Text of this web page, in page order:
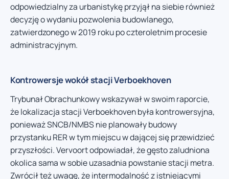
odpowiedzialny za urbanistykę przyjął na siebie również
decyzję o wydaniu pozwolenia budowlanego,
zatwierdzonego w 2019 roku po czteroletnim procesie
administracyjnym.
Kontrowersje wokół stacji Verboekhoven
Trybunał Obrachunkowy wskazywał w swoim raporcie,
że lokalizacja stacji Verboekhoven była kontrowersyjna,
ponieważ SNCB/NMBS nie planowały budowy
przystanku RER w tym miejscu w dającej się przewidzieć
przyszłości. Vervoort odpowiadał, że gęsto zaludniona
okolica sama w sobie uzasadnia powstanie stacji metra.
Zwrócił też uwagę, że intermodalność z istniejącymi